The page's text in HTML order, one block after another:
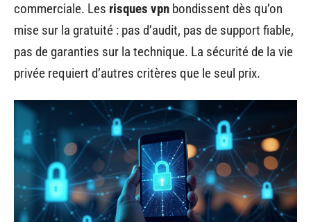
commerciale. Les risques vpn bondissent dès qu’on
mise sur la gratuité : pas d’audit, pas de support fiable,
pas de garanties sur la technique. La sécurité de la vie
privée requiert d’autres critères que le seul prix.